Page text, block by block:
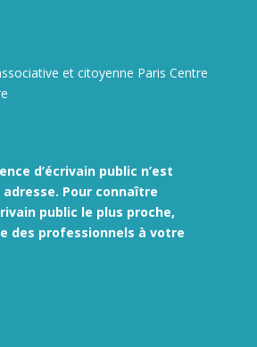
et citoyenne Paris Centre
d’écrivain public n’est
Pour connaître
public le plus proche,
des professionnels à votre